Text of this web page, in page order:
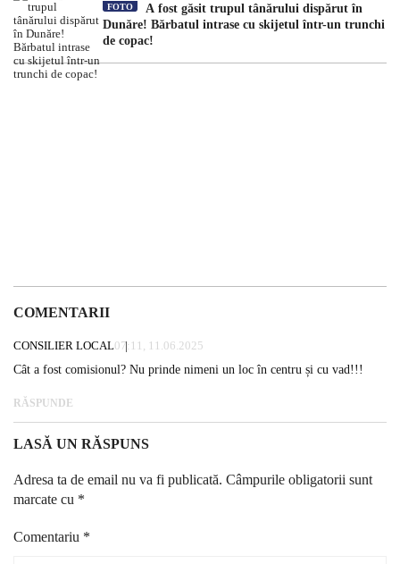
FOTO
A fost găsit trupul tânărului dispărut în
Dunăre! Bărbatul intrase cu skijetul într-un trunchi
de copac!
COMENTARII
CONSILIER LOCAL07:11, 11.06.2025
Cât a fost comisionul? Nu prinde nimeni un loc în centru și cu vad!!!
RĂSPUNDE
LASĂ UN RĂSPUNS
Adresa ta de email nu va fi publicată. Câmpurile obligatorii sunt
marcate cu *
Comentariu *